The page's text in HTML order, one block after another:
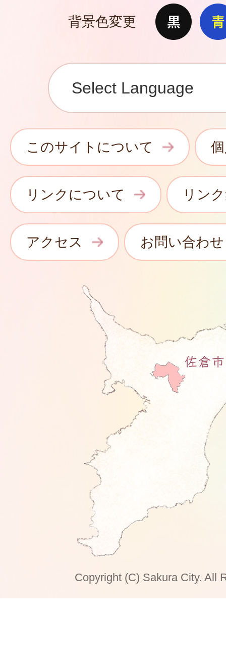
背景色変更
このサイトについて
リンクについて リン
アクセス お問い合わせ
Copyright (C) Sakura City. All